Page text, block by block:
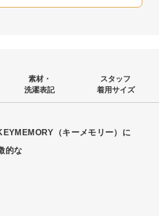
素材・
洗濯表記
スタッフ
着用サイズ
（キーメモリー）に
的な